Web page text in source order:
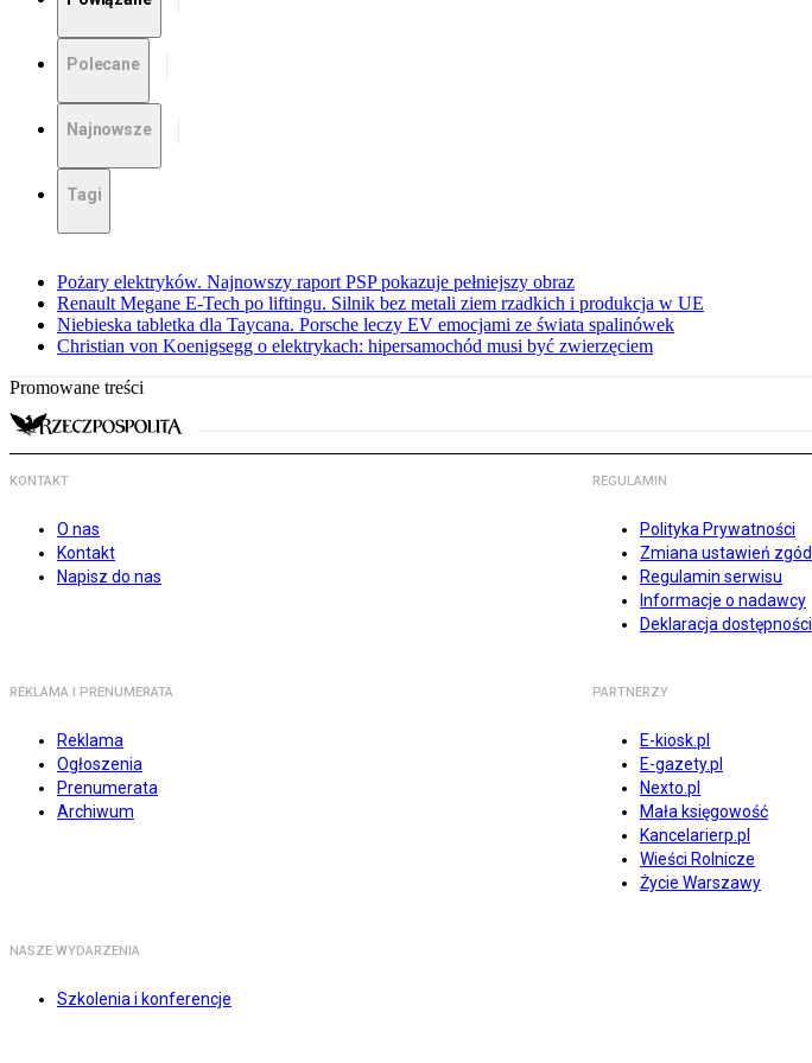
Polecane
Najnowsze
Tagi
Pożary elektryków. Najnowszy raport PSP pokazuje pełniejszy obraz
Renault Megane E-Tech po liftingu. Silnik bez metali ziem rzadkich i produkcja w UE
Niebieska tabletka dla Taycana. Porsche leczy EV emocjami ze świata spalinówek
Christian von Koenigsegg o elektrykach: hipersamochód musi być zwierzęciem
Promowane treści
KONTAKT
O nas
Kontakt
Napisz do nas
REGULAMIN
Polityka Prywatności
Zmiana ustawień zgód
Regulamin serwisu
Informacje o nadawcy
Deklaracja dostępności
REKLAMA I PRENUMERATA
Reklama
Ogłoszenia
Prenumerata
Archiwum
PARTNERZY
E-kiosk.pl
E-gazety.pl
Nexto.pl
Mała księgowość
Kancelarierp.pl
Wieści Rolnicze
Życie Warszawy
NASZE WYDARZENIA
Szkolenia i konferencje